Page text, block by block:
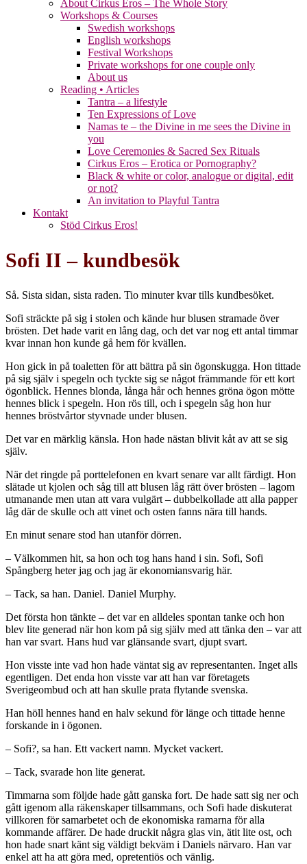
About Cirkus Eros – The Whole Story
Workshops & Courses
Swedish workshops
English workshops
Festival Workshops
Private workshops for one couple only
About us
Reading • Articles
Tantra – a lifestyle
Ten Expressions of Love
Namas te – the Divine in me sees the Divine in
you
Love Ceremonies & Sacred Sex Rituals
Cirkus Eros – Erotica or Pornography?
Black & white or color, analogue or digital, edit
or not?
An invitation to Playful Tantra
Kontakt
Stöd Cirkus Eros!
Sofi II – kundbesök
Så. Sista sidan, sista raden. Tio minuter kvar tills kundbesöket.
Sofi sträckte på sig i stolen och kände hur blusen stramade över
brösten. Det hade varit en lång dag, och det var nog ett antal timmar
kvar innan hon kunde gå hem för kvällen.
Hon gick in på toaletten för att bättra på sin ögonskugga. Hon tittade
på sig själv i spegeln och tyckte sig se något främmande för ett kort
ögonblick. Hennes blonda, långa hår och hennes gröna ögon mötte
hennes blick i spegeln. Hon rös till, och i spegeln såg hon hur
hennes bröstvårtor styvnade under blusen.
Det var en märklig känsla. Hon hade nästan blivit kåt av att se sig
själv.
När det ringde på porttelefonen en kvart senare var allt färdigt. Hon
slätade ut kjolen och såg till att blusen låg rätt över brösten – lagom
utmanande men utan att vara vulgärt – dubbelkollade att alla papper
låg där de skulle och att vinet och osten fanns nära till hands.
En minut senare stod han utanför dörren.
– Välkommen hit, sa hon och tog hans hand i sin. Sofi, Sofi
Spångberg heter jag och jag är ekonomiansvarig här.
– Tack, sa han. Daniel. Daniel Murphy.
Det första hon tänkte – det var en alldeles spontan tanke och hon
blev lite generad när hon kom på sig själv med att tänka den – var att
han var svart. Hans hud var glänsande svart, djupt svart.
Hon visste inte vad hon hade väntat sig av representanten. Inget alls
egentligen. Det enda hon visste var att han var företagets
Sverigeombud och att han skulle prata flytande svenska.
Han höll hennes hand en halv sekund för länge och tittade henne
forskande in i ögonen.
– Sofi?, sa han. Ett vackert namn. Mycket vackert.
– Tack, svarade hon lite generat.
Timmarna som följde hade gått ganska fort. De hade satt sig ner och
gått igenom alla räkenskaper tillsammans, och Sofi hade diskuterat
villkoren för samarbetet och de ekonomiska ramarna för alla
kommande affärer. De hade druckit några glas vin, ätit lite ost, och
hon hade snart känt sig väldigt bekväm i Daniels närvaro. Han var
enkel att ha att göra med, opretentiös och vänlig.